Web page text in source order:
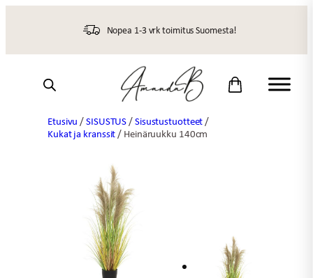
Nopea 1-3 vrk toimitus Suomesta!
Etusivu /SISUSTUS/Sisustustuotteet/
Kukat ja kranssit/ Heinäruukku 140cm